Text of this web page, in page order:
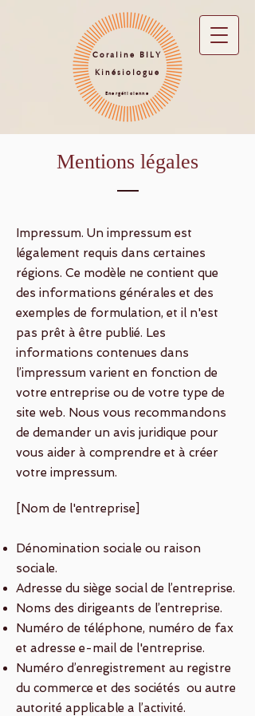
Coraline BILY
Kinésiologue
Energéticienne
Mentions légales
Impressum. Un impressum est
légalement requis dans certaines
régions. Ce modèle ne contient que
des informations générales et des
exemples de formulation, et il n'est
pas prêt à être publié. Les
informations contenues dans
l’impressum varient en fonction de
votre entreprise ou de votre type de
site web. Nous vous recommandons
de demander un avis juridique pour
vous aider à comprendre et à créer
votre impressum.
[Nom de l'entreprise]
Dénomination sociale ou raison
sociale.
Adresse du siège social de l’entreprise.
Noms des dirigeants de l’entreprise.
Numéro de téléphone, numéro de fax
et adresse e-mail de l'entreprise.
Numéro d’enregistrement au registre
du commerce et des sociétés ou autre
autorité applicable a l’activité.